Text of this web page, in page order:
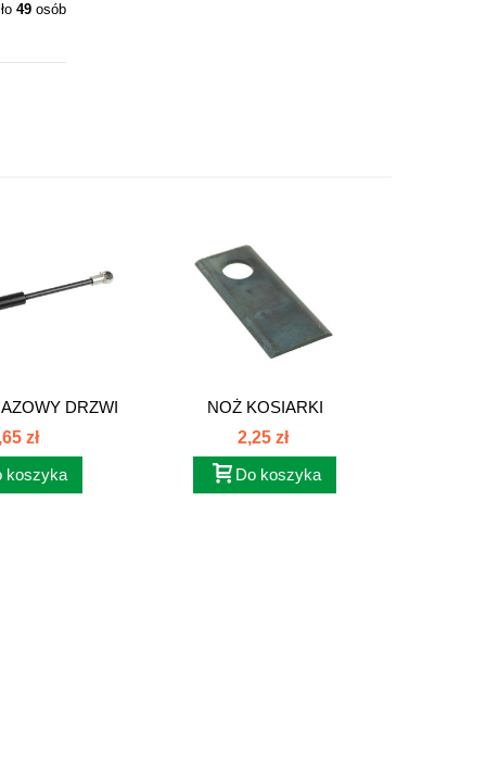
49osób
DRZWI
zł
koszyka
NOŻ KOSIARKI
ROTACYJNEJ...
2,25 zł
Do koszyka